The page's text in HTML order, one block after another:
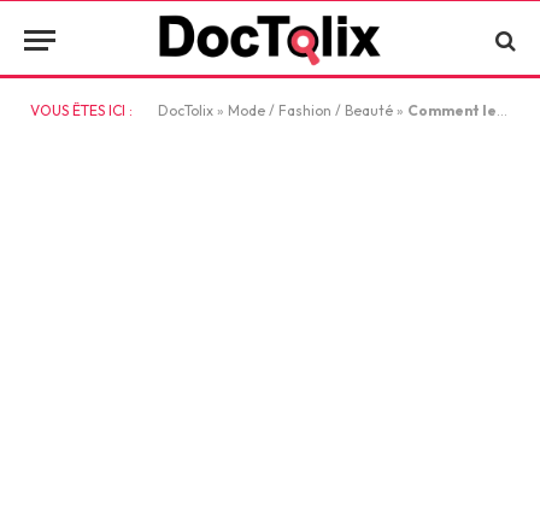
VOUS ÊTES ICI : DocTolix » Mode / Fashion / Beauté » Comment les valeurs éthiques redéfinissent l’industrie du diamant